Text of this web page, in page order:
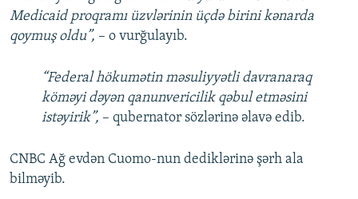
Medicaid proqramı üzvlərinin üçdə birini kənarda
qoymuş oldu”, – o vurğulayıb.
“Federal hökumətin məsuliyyətli davranaraq
köməyi dəyən qanunvericilik qəbul etməsini
istəyirik”, – qubernator sözlərinə əlavə edib.
CNBC Ağ evdən Cuomo-nun dediklərinə şərh ala
bilməyib.